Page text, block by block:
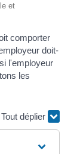
et
comporter
doit-
l'employeur
les
Tout déplier